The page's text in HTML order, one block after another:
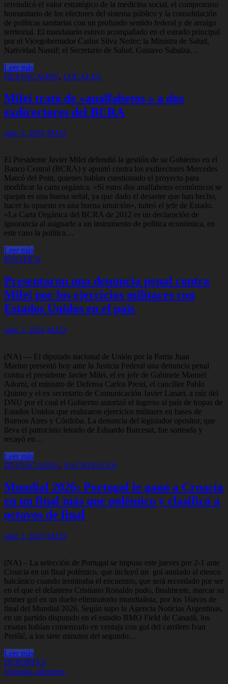
reivindicó el valor estratégico de la medicina social, el compromiso
humanitario de los efectores del sistema público y la consolidación
de políticas sanitarias con un profundo sentido federal y de arraigo
territorial. El mandatario estuvo acompañado en el estrado principal
por el Vicegobernador Carlos Silva Neder; la Ministra de Salud,
Natividad Nassif; el Secretario de Salud, Gustavo Sabalza…
Leer más
DESTACADOS, LOCALES
Milei trató de «analfabetos » a dos
exdirectores del BCRA
julio 3, 2026 MAD
El Presidente Javier Milei defendió la gestión de su Gobierno en el
Banco Central (BCRA) y apuntó contra los exdirectores Mercedes
Marcó del Pont, quienes habían cuestionado el proyecto para
modificar la carta orgánica. «Si estos dos analfabetos económicos se
quejan es una buena señal, ya que dado el desastre que han hecho,
hacer lo opuesto es una buena intuición», tuiteó el jefe de Estado.
«La Carta Orgánica del BCRA de 2012 es un declaración de
ignorancia al asignarle a un instrumento de política económica, en
este caso la política…
Leer más
POLITICA
Presentaron una denuncia penal contra
Milei por los ejercicios militares con
Estados Unidos en el país
julio 3, 2026 MAD
(NA) — El diputado nacional de Unión por la Patria Juan
Marino presentó hoy ante la Justicia Federal una denuncia penal
contra el presidente Javier Milei, el ex jefe de Gabinete Manuel
Adorni, el ministro de Defensa Carlos Presti, el canciller Pablo
Quirno y el ex secretario de Comunicación Javier Lanari, a raíz del
DNU por el cual el Gobierno autorizó el ingreso al país de tropas de
Estados Unidos que realizaron ejercicios militares en bases de
Buenos Aires y Córdoba. La denuncia del legislador opositor, que
lleva el patrocinio letrado de Eduardo Barcesat, fue sorteada y
recayó en…
Leer más
DESTACADOS, NACIONALES
Mundial 2026: Portugal le ganó a Croacia
en un final más que polémico y clasificó a
octavos de final
julio 3, 2026 MAD
(NA) – La selección de Portugal se impuso este jueves por 2-1 ante
Croacia en un final polémico, que incluyó un gol anulado al elenco
balcánico cuando terminaba el encuentro, que será recordado por ser
en el que el delantero Cristiano Ronaldo pudo, finalmente, marcar su
primer gol en un duelo eliminatorio mundialista, por los 16avos de
final del Mundial 2026. Según supo la Agencia Noticias Argentinas,
en un partido disputado en el estadio BMO Field de Canadá, los
croatas habían comenzado en ventaja con gol del carrilero Ivan
Perišić, a los siete minutos del segundo…
Leer más
DEPORTES
Navegación
Entradas anteriores